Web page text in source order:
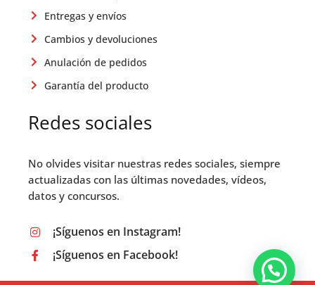
Entregas y envíos
Cambios y devoluciones
Anulación de pedidos
Garantía del producto
Redes sociales
No olvides visitar nuestras redes sociales, siempre
actualizadas con las últimas novedades, vídeos,
datos y concursos.
¡Síguenos en Instagram!
¡Síguenos en Facebook!